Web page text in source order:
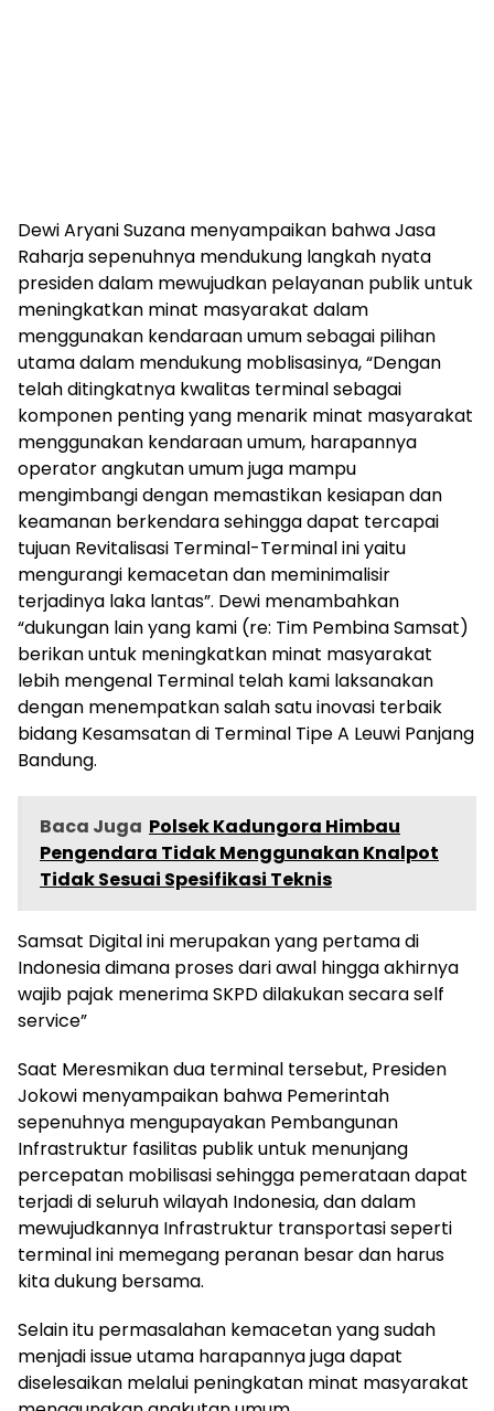
Dewi Aryani Suzana menyampaikan bahwa Jasa
Raharja sepenuhnya mendukung langkah nyata
presiden dalam mewujudkan pelayanan publik untuk
meningkatkan minat masyarakat dalam
menggunakan kendaraan umum sebagai pilihan
utama dalam mendukung moblisasinya, “Dengan
telah ditingkatnya kwalitas terminal sebagai
komponen penting yang menarik minat masyarakat
menggunakan kendaraan umum, harapannya
operator angkutan umum juga mampu
mengimbangi dengan memastikan kesiapan dan
keamanan berkendara sehingga dapat tercapai
tujuan Revitalisasi Terminal-Terminal ini yaitu
mengurangi kemacetan dan meminimalisir
terjadinya laka lantas”. Dewi menambahkan
“dukungan lain yang kami (re: Tim Pembina Samsat)
berikan untuk meningkatkan minat masyarakat
lebih mengenal Terminal telah kami laksanakan
dengan menempatkan salah satu inovasi terbaik
bidang Kesamsatan di Terminal Tipe A Leuwi Panjang
Bandung.
Baca Juga Polsek Kadungora Himbau
Pengendara Tidak Menggunakan Knalpot
Tidak Sesuai Spesifikasi Teknis
Samsat Digital ini merupakan yang pertama di
Indonesia dimana proses dari awal hingga akhirnya
wajib pajak menerima SKPD dilakukan secara self
service”
Saat Meresmikan dua terminal tersebut, Presiden
Jokowi menyampaikan bahwa Pemerintah
sepenuhnya mengupayakan Pembangunan
Infrastruktur fasilitas publik untuk menunjang
percepatan mobilisasi sehingga pemerataan dapat
terjadi di seluruh wilayah Indonesia, dan dalam
mewujudkannya Infrastruktur transportasi seperti
terminal ini memegang peranan besar dan harus
kita dukung bersama.
Selain itu permasalahan kemacetan yang sudah
menjadi issue utama harapannya juga dapat
diselesaikan melalui peningkatan minat masyarakat